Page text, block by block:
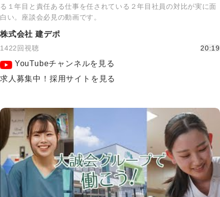
る１年目と責任ある仕事を任されている２年目社員の対比が実に面
白い。座談会必見の動画です。
株式会社 建デポ
1422回視聴 20:19
YouTubeチャンネルを見る
求人募集中！採用サイトを見る